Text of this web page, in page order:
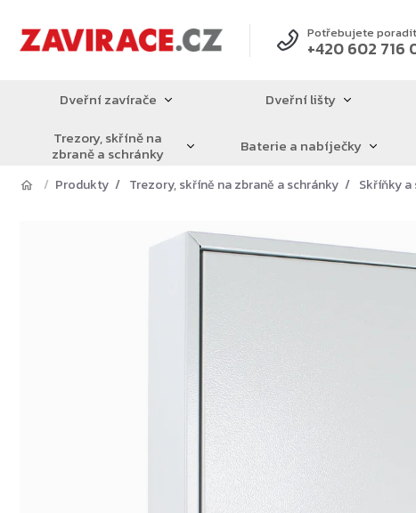
obsah
Potřebujete
+420 602 716
Dveřní zavírače Dveřní lišty
Trezory, skříně na
zbraně a schránky Baterie a nabíječky
Produkty Trezory, skříně na zbraně a schránky Skříňky